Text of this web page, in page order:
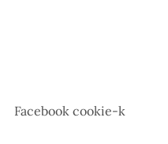
Facebook cookie-k